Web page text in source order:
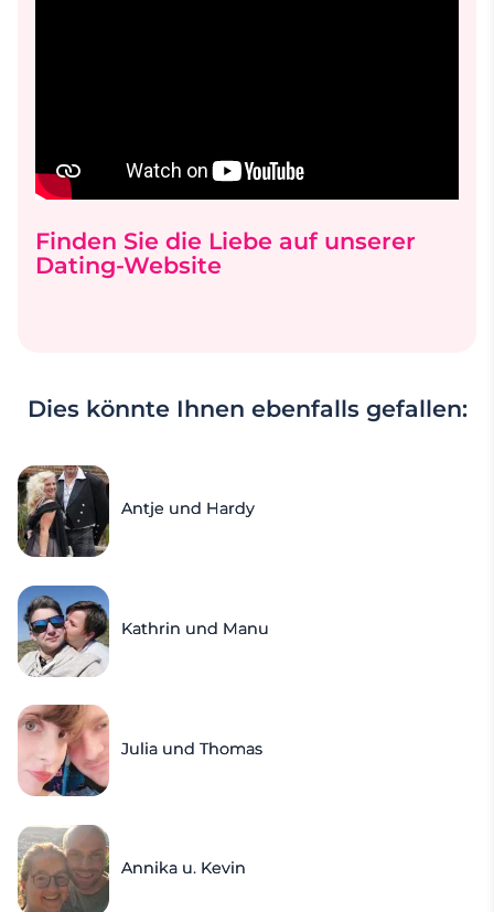
Finden Sie die Liebe auf unserer
Dating-Website
Dies könnte Ihnen ebenfalls gefallen:
Antje und Hardy
Kathrin und Manu
Julia und Thomas
Annika u. Kevin